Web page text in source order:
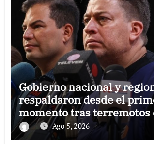
Gobierno nacional y
respaldaron desde el
momento tras terremotos
Ago 5, 2026